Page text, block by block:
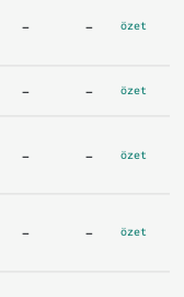
- - özet
- - özet
- - özet
- - özet